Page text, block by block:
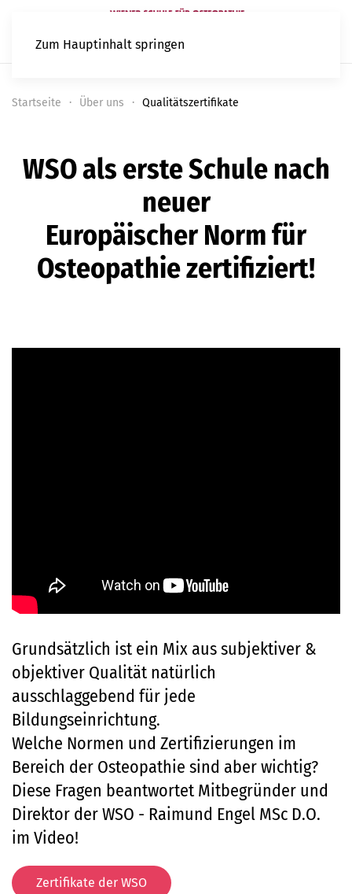
Zum Hauptinhalt springen
Startseite Über uns Qualitätszertifikate
WSO als erste Schule nach
neuer
Europäischer Norm für
Osteopathie zertifiziert!
Grundsätzlich ist ein Mix aus subjektiver &
objektiver Qualität natürlich
ausschlaggebend für jede
Bildungseinrichtung.
Welche Normen und Zertifizierungen im
Bereich der Osteopathie sind aber wichtig?
Diese Fragen beantwortet Mitbegründer und
Direktor der WSO - Raimund Engel MSc D.O.
im Video!
Zertifikate der WSO